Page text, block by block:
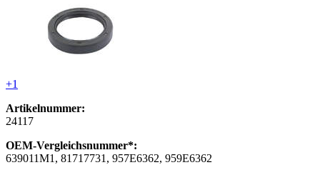
+1
Artikelnummer:
24117
OEM-Vergleichsnummer*:
639011M1, 81717731, 957E6362, 959E6362